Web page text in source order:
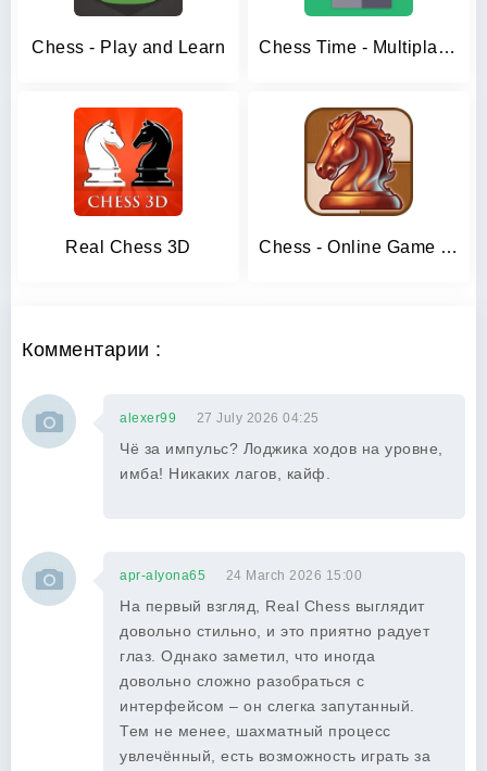
Chess - Play and Learn Chess Time - Multiplayer Chess
Real Chess 3D Chess - Online Game Hall
Комментарии :
alexer99 27 July 2026 04:25
Чё за импульс? Лоджика ходов на уровне,
имба! Никаких лагов, кайф.
apr-alyona65 24 March 2026 15:00
На первый взгляд, Real Chess выглядит
довольно стильно, и это приятно радует
глаз. Однако заметил, что иногда
довольно сложно разобраться с
интерфейсом – он слегка запутанный.
Тем не менее, шахматный процесс
увлечённый, есть возможность играть за